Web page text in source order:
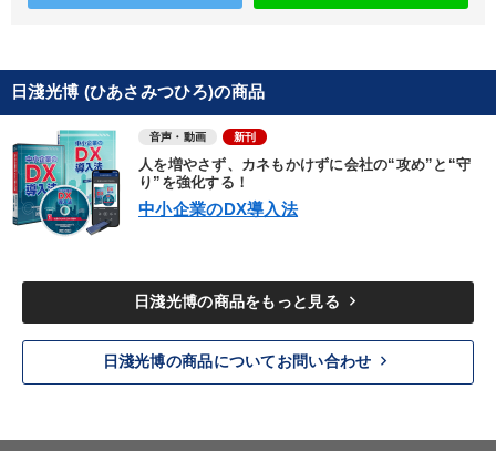
日淺光博 (ひあさみつひろ)の商品
音声・動画 新刊
人を増やさず、カネもかけずに会社の“攻め”と“守
り”を強化する！
中小企業のDX導入法
日淺光博の商品をもっと見る keyboard_arrow_right
日淺光博の商品についてお問い合わせ keyboard_arrow_right